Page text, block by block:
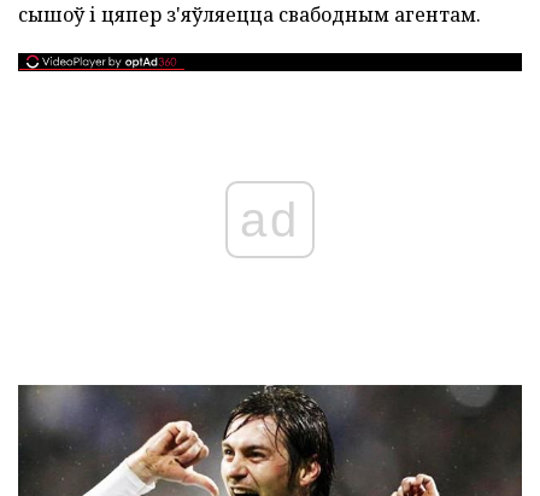
сышоў і цяпер з'яўляецца свабодным агентам.
ad